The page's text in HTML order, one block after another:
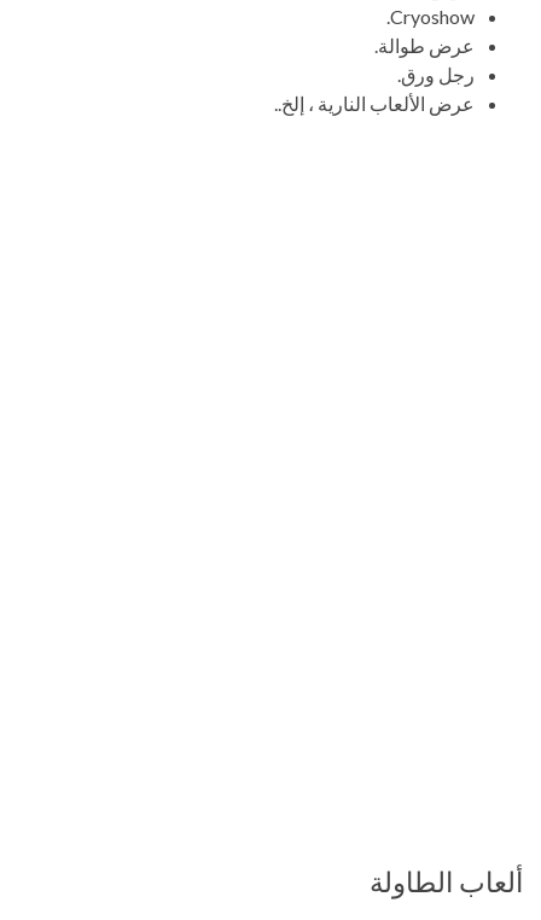
Cryoshow.
عرض طوالة.
رجل ورق.
عرض الألعاب النارية ، إلخ..
ألعاب الطاولة